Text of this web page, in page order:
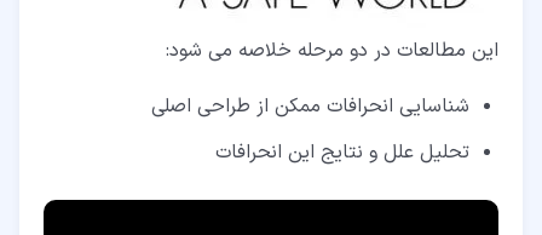
این مطالعات در دو مرحله خلاصه می شود:
شناسایی انحرافات ممکن از طراحی اصلی
تحلیل علل و نتایج این انحرافات